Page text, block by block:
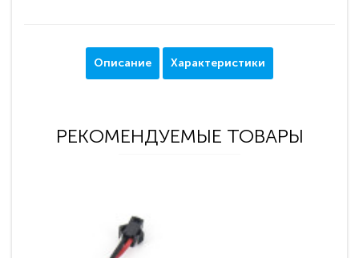
Описание Характеристики
РЕКОМЕНДУЕМЫЕ ТОВАРЫ